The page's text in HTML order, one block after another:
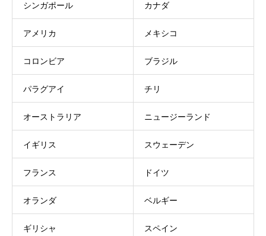
シンガポール カナダ
アメリカ メキシコ
コロンビア ブラジル
パラグアイ チリ
オーストラリア ニュージーランド
イギリス スウェーデン
フランス ドイツ
オランダ ベルギー
ギリシャ スペイン